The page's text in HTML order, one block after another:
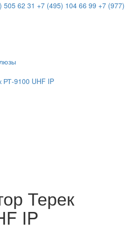
505 62 31 +7 (495) 104 66 99 +7 (977)
РТ-9100 UHF IP
Терек
IP